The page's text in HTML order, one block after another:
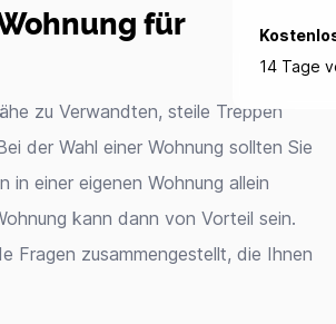
für
zu Verwandten, steile Treppen
der Wahl einer Wohnung sollten Sie
in einer eigenen Wohnung allein
kann dann von Vorteil sein.
Fragen zusammengestellt, die Ihnen
14 Tage